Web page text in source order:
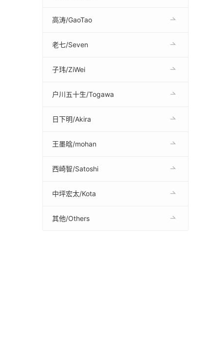
高涛/GaoTao
老七/Seven
子玮/ZiWei
户川五十生/Togawa
日下明/Akira
王墨晗/mohan
西崎智/Satoshi
中坪宏太/Kota
其他/Others